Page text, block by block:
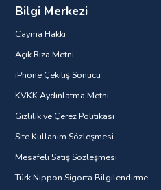
Bilgi Merkezi
Cayma Hakkı
Açık Rıza Metni
iPhone Çekiliş Sonucu
KVKK Aydınlatma Metni
Gizlilik ve Çerez Politikası
Site Kullanım Sözleşmesi
Mesafeli Satış Sözleşmesi
Türk Nippon Sigorta Bilgilendirme